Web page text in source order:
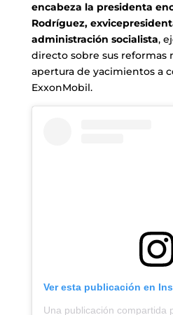
encabeza la presidenta
Rodríguez,
administración socialista,
directo sobre sus reformas
apertura de yacimientos a
ExxonMobil.
Ver esta publicación en